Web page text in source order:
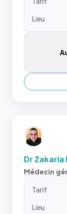
Lieu
Dr Zakaria
Médecin
Tarif
Lieu